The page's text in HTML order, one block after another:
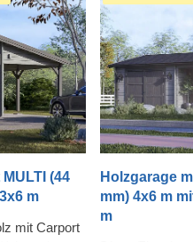
(44
m
mit Carport
Holzgarage
mm) 4x6 m
m